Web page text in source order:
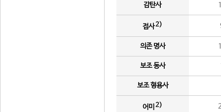
감탄사
접사2)
의존 명사
보조 동사
보조 형용사
어미 2)